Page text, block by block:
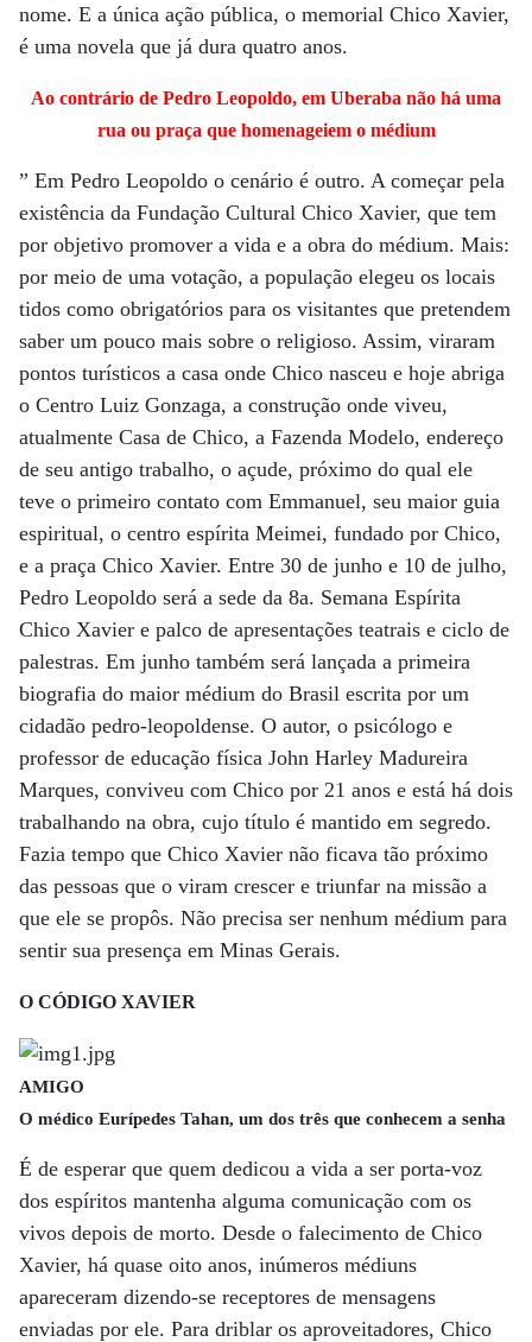
nome. E a única ação pública, o memorial Chico Xavier,
é uma novela que já dura quatro anos.
Ao contrário de Pedro Leopoldo, em Uberaba não há uma
rua ou praça que homenageiem o médium
” Em Pedro Leopoldo o cenário é outro. A começar pela
existência da Fundação Cultural Chico Xavier, que tem
por objetivo promover a vida e a obra do médium. Mais:
por meio de uma votação, a população elegeu os locais
tidos como obrigatórios para os visitantes que pretendem
saber um pouco mais sobre o religioso. Assim, viraram
pontos turísticos a casa onde Chico nasceu e hoje abriga
o Centro Luiz Gonzaga, a construção onde viveu,
atualmente Casa de Chico, a Fazenda Modelo, endereço
de seu antigo trabalho, o açude, próximo do qual ele
teve o primeiro contato com Emmanuel, seu maior guia
espiritual, o centro espírita Meimei, fundado por Chico,
e a praça Chico Xavier. Entre 30 de junho e 10 de julho,
Pedro Leopoldo será a sede da 8a. Semana Espírita
Chico Xavier e palco de apresentações teatrais e ciclo de
palestras. Em junho também será lançada a primeira
biografia do maior médium do Brasil escrita por um
cidadão pedro-leopoldense. O autor, o psicólogo e
professor de educação física John Harley Madureira
Marques, conviveu com Chico por 21 anos e está há dois
trabalhando na obra, cujo título é mantido em segredo.
Fazia tempo que Chico Xavier não ficava tão próximo
das pessoas que o viram crescer e triunfar na missão a
que ele se propôs. Não precisa ser nenhum médium para
sentir sua presença em Minas Gerais.
O CÓDIGO XAVIER
AMIGO
O médico Eurípedes Tahan, um dos três que conhecem a senha
É de esperar que quem dedicou a vida a ser porta-voz
dos espíritos mantenha alguma comunicação com os
vivos depois de morto. Desde o falecimento de Chico
Xavier, há quase oito anos, inúmeros médiuns
apareceram dizendo-se receptores de mensagens
enviadas por ele. Para driblar os aproveitadores, Chico